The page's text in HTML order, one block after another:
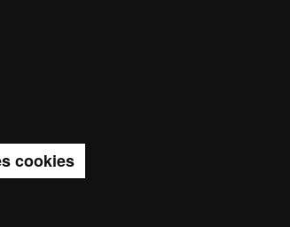
cookies
Enviar